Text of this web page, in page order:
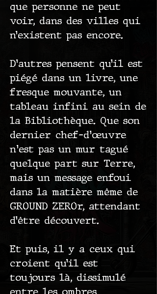
que personne ne peut
voir, dans des villes qui
n’existent pas encore.
D’autres pensent qu’il est
piégé dans un livre, une
fresque mouvante, un
tableau infini au sein de
la Bibliothèque. Que son
dernier chef-d'œuvre
n'est pas un mur tagué
quelque part sur Terre,
mais un message enfoui
dans la matière même de
GROUND ZEROr, attendant
d’être découvert.
Et puis, il y a ceux qui
croient qu’il est
toujours là, dissimulé